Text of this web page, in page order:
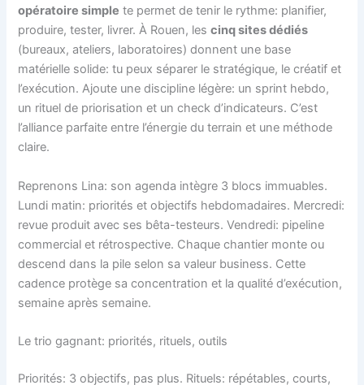
opératoire simple te permet de tenir le rythme: planifier,
produire, tester, livrer. À Rouen, lescinq sites dédiés
(bureaux, ateliers, laboratoires) donnent une base
matérielle solide: tu peux séparer le stratégique, le créatif et
l’exécution. Ajoute une discipline légère: un sprint hebdo,
un rituel de priorisation et un check d’indicateurs. C’est
l’alliance parfaite entre l’énergie du terrain et une méthode
claire.
Reprenons Lina: son agenda intègre 3 blocs immuables.
Lundi matin: priorités et objectifs hebdomadaires. Mercredi:
revue produit avec ses bêta-testeurs. Vendredi: pipeline
commercial et rétrospective. Chaque chantier monte ou
descend dans la pile selon sa valeur business. Cette
cadence protège sa concentration et la qualité d’exécution,
semaine après semaine.
Le trio gagnant: priorités, rituels, outils
Priorités: 3 objectifs, pas plus. Rituels: répétables, courts,